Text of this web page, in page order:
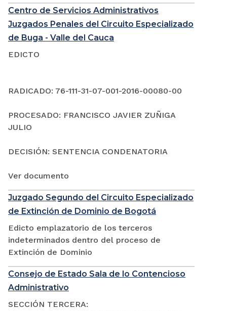
Centro de Servicios Administrativos
Juzgados Penales del Circuito Especializado
de Buga - Valle del Cauca
EDICTO
RADICADO: 76-111-31-07-001-2016-00080-00
PROCESADO: FRANCISCO JAVIER ZUÑIGA
JULIO
DECISIÓN: SENTENCIA CONDENATORIA
Ver documento
Juzgado Segundo del Circuito Especializado
de Extinción de Dominio de Bogotá
Edicto emplazatorio de los terceros
indeterminados dentro del proceso de
Extinción de Dominio
Consejo de Estado Sala de lo Contencioso
Administrativo
SECCIÓN TERCERA: